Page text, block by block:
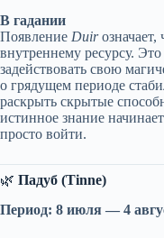
В гадании
Появление Duirозначает,
внутреннему ресурсу.
задействовать свою
о грядущем периоде
раскрыть скрытые
истинное знание
просто войти.
🌿 Падуб (Tinne)
Период: 8 июля — 4